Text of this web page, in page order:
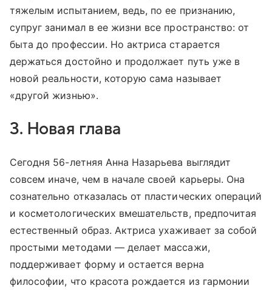
тяжелым испытанием, ведь, по ее признанию,
супруг занимал в ее жизни все пространство: от
быта до профессии. Но актриса старается
держаться достойно и продолжает путь уже в
новой реальности, которую сама называет
«другой жизнью».
3. Новая глава
Сегодня 56-летняя Анна Назарьева выглядит
совсем иначе, чем в начале своей карьеры. Она
сознательно отказалась от пластических операций
и косметологических вмешательств, предпочитая
естественный образ. Актриса ухаживает за собой
простыми методами — делает массажи,
поддерживает форму и остается верна
философии, что красота рождается из гармонии